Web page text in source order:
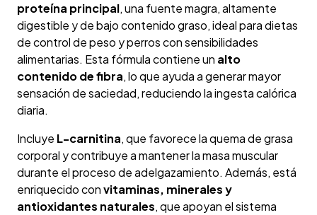
proteína principal, una fuente magra, altamente
digestible y de bajo contenido graso, ideal para dietas
de control de peso y perros con sensibilidades
alimentarias. Esta fórmula contiene un alto
contenido de fibra, lo que ayuda a generar mayor
sensación de saciedad, reduciendo la ingesta calórica
diaria.
Incluye L-carnitina, que favorece la quema de grasa
corporal y contribuye a mantener la masa muscular
durante el proceso de adelgazamiento. Además, está
enriquecido convitaminas, minerales y
antioxidantes naturales, que apoyan el sistema